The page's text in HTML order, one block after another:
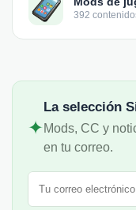
392
✦
La selección
Mods, CC y
en tu correo.
Correo electrónico